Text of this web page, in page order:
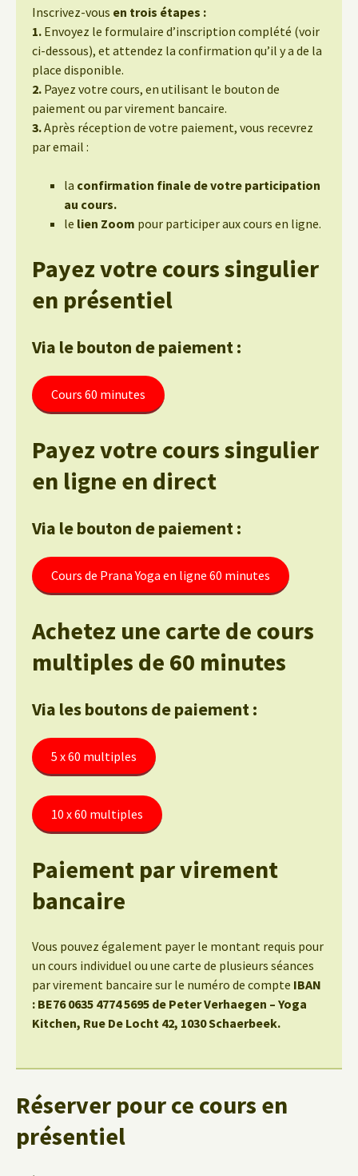
Inscrivez-vous en trois étapes :
1. Envoyez le formulaire d’inscription complété (voir
ci-dessous), et attendez la confirmation qu’il y a de la
place disponible.
2. Payez votre cours, en utilisant le bouton de
paiement ou par virement bancaire.
3.Après réception de votre paiement, vous recevrez
par email :
la confirmation finale de votre participation
au cours.
le lien Zoom pour participer aux cours en ligne.
Payez votre cours singulier
en présentiel
Via le bouton de paiement :
Cours 60 minutes
Payez votre cours singulier
en ligne en direct
Via le bouton de paiement :
Cours de Prana Yoga en ligne 60 minutes
Achetez une carte de cours
multiples de 60 minutes
Via les boutons de paiement :
5 x 60 multiples
10 x 60 multiples
Paiement par virement
bancaire
Vous pouvez également payer le montant requis pour
un cours individuel ou une carte de plusieurs séances
par virement bancaire sur le numéro de compte IBAN
: BE76 0635 4774 5695 de Peter Verhaegen – Yoga
Kitchen, Rue De Locht 42, 1030 Schaerbeek.
Réserver pour ce cours en
présentiel